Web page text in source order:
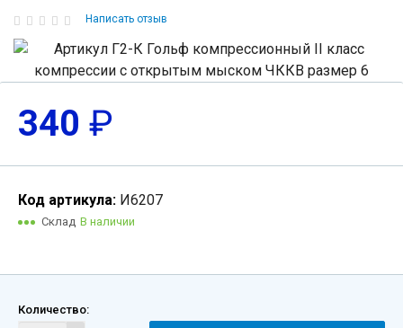
Написать отзыв
340 ₽
Код артикула: И6207
Склад В наличии
Количество: